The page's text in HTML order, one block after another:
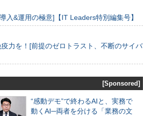
入&運用の極意]【IT Leaders特別編集号】
力を！[前提のゼロトラスト、不断のサイバ
[Sponsored]
“感動デモ”で終わるAIと、実務で
動くAI─両者を分ける「業務の文